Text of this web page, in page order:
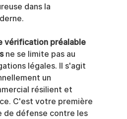
dans la
vérification préalable
ne se limite pas au
légales. Il s'agit
un
résilient et
C'est votre première
de défense contre les